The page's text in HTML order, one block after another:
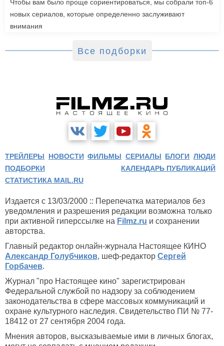
Чтобы вам было проще сориентироваться, мы собрали топ-6
новых сериалов, которые определенно заслуживают
внимания
Все подборки
ТРЕЙЛЕРЫ НОВОСТИ ФИЛЬМЫ СЕРИАЛЫ БЛОГИ ЛЮДИ
ПОДБОРКИ
КАЛЕНДАРЬ ПУБЛИКАЦИЙ
СТАТИСТИКА MAIL.RU
Издается с 13/03/2000 :: Перепечатка материалов без
уведомления и разрешения редакции возможна только
при активной гиперссылке на Filmz.ru и сохранении
авторства.
Главный редактор онлайн-журнала Настоящее КИНО
Александр Голубчиков, шеф-редактор Сергей
Горбачев.
Журнал "про Настоящее кино" зарегистрирован
Федеральной службой по надзору за соблюдением
законодательства в сфере массовых коммуникаций и
охране культурного наследия. Свидетельство ПИ № 77-
18412 от 27 сентября 2004 года.
Мнения авторов, высказываемые ими в личных блогах,